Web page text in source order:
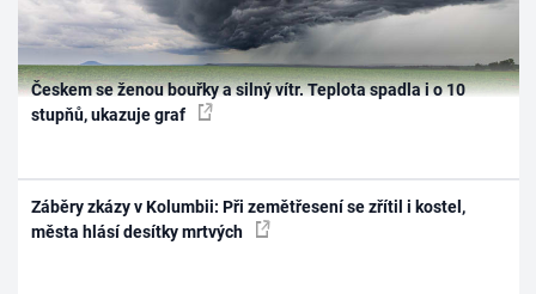
Českem se ženou bouřky a silný vítr. Teplota spadla i o 10
stupňů, ukazuje graf
Záběry zkázy v Kolumbii: Při zemětřesení se zřítil i kostel,
města hlásí desítky mrtvých